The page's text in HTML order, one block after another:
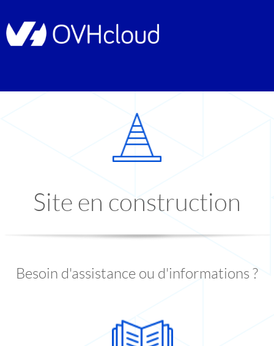
Site en construction
Besoin d'assistance ou d'informations ?